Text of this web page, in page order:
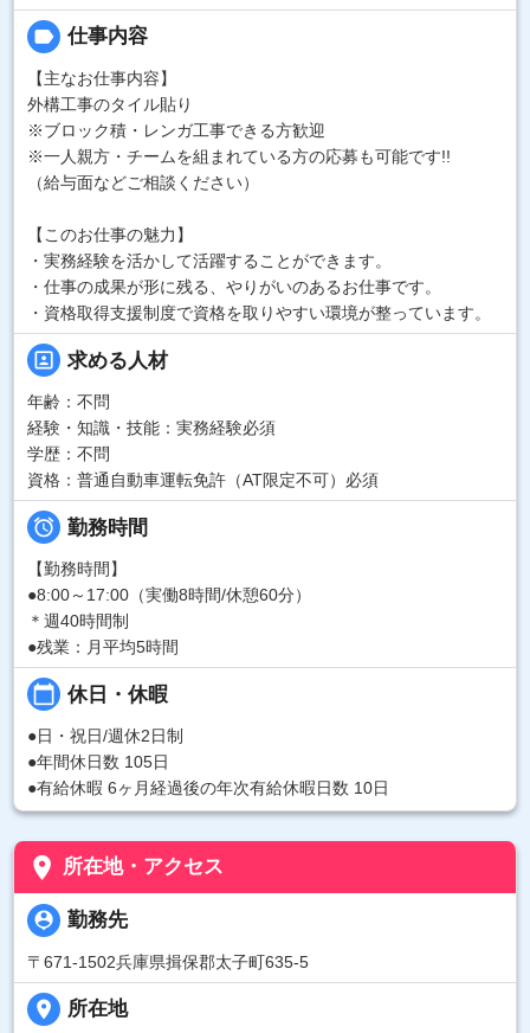
label 仕事内容
【主なお仕事内容】
外構工事のタイル貼り
※ブロック積・レンガ工事できる方歓迎
※一人親方・チームを組まれている方の応募も可能です!!
（給与面などご相談ください）
【このお仕事の魅力】
・実務経験を活かして活躍することができます。
・仕事の成果が形に残る、やりがいのあるお仕事です。
・資格取得支援制度で資格を取りやすい環境が整っています。
portrait 求める人材
年齢：不問
経験・知識・技能：実務経験必須
学歴：不問
資格：普通自動車運転免許（AT限定不可）必須
 勤務時間
【勤務時間】
●8:00～17:00（実働8時間/休憩60分）
＊週40時間制
●残業：月平均5時間
calendar_today 休日・休暇
●日・祝日/週休2日制
●年間休日数 105日
●有給休暇 6ヶ月経過後の年次有給休暇日数 10日
place 所在地・アクセス
person_pin 勤務先
〒671-1502兵庫県揖保郡太子町635-5
place 所在地